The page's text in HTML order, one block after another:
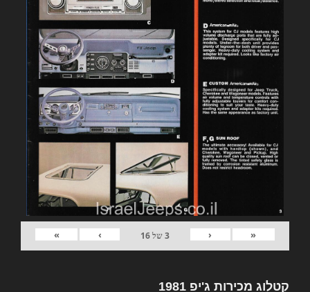
«
‹
3של16
›
»
קטלוג מכירות ג'יפ 1981